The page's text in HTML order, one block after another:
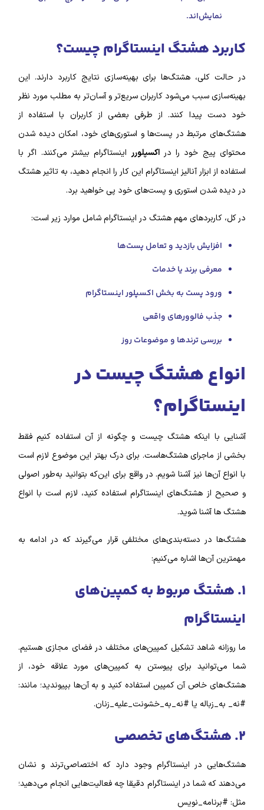
نمایش‌اند.
کاربرد هشتگ اینستاگرام چیست؟
در حالت کلی، هشتگ‌‌ها برای بهینه‌سازی نتایج کاربرد دارند. این
بهینه‌سازی سبب می‌شود کاربران سریع‌تر و آسان‌تر به مطلب مورد نظر
خود دست پیدا کنند. از طرفی بعضی از کاربران با استفاده از
هشتگ‌‌های مرتبط در پست‌ها و استوری‌های خود، امکان دیده شدن
محتوای پیج خود را دراکسپلورراینستاگرام بیشتر می‌کنند. اگر با
استفاده از ابزار آنالیز اینستاگرام این کار را انجام دهید، به تاثیر هشتگ
در دیده شدن استوری و پست‌های خود پی خواهید برد.
در کل، کاربردهای مهم هشتگ در اینستاگرام شامل موارد زیر است:
افزایش بازدید و تعامل پست‌ها
معرفی برند یا خدمات
ورود پست به بخش اکسپلور اینستاگرام
جذب فالوورهای واقعی
بررسی ترندها و موضوعات روز
انواع هشتگ چیست در
اینستاگرام؟
آشنایی با اینکه هشتگ چیست و چگونه از آن استفاده کنیم فقط
بخشی از ماجرای هشتگ‌هاست. برای درک بهتر این موضوع لازم است
با انواع آن‌ها نیز آشنا شویم. در واقع برای این‌که بتوانید به‌طور اصولی
و صحیح از هشتگ‌‌های اینستاگرام استفاده کنید، لازم است با انواع
هشتگ‌ ها آشنا شوید.
هشتگ‌‌ها در دسته‌بندی‌های مختلفی قرار می‌گیرند که در ادامه به
مهمترین آن‌ها اشاره می‌کنیم:
۱. هشتگ مربوط به کمپین‌‌های
اینستاگرام
ما روزانه شاهد تشکیل کمپین‌‌های مختلف در فضای مجازی هستیم.
شما می‌توانید برای پیوستن به کمپین‌های مورد علاقه خود، از
هشتگ‌‌های خاص آن کمپین استفاده کنید و به آن‌ها بپیوندید؛ مانند:
#نه_ به_زباله یا #نه_به_خشونت_علیه_زنان.
۲. هشتگ‌های تخصصی
هشتگ‌‌هایی در اینستاگرام وجود دارد که اختصاصی‌ترند و نشان
می‌دهند که شما در اینستاگرام دقیقا چه فعالیت‌هایی انجام می‌دهید؛
مثل: #برنامه_نویس